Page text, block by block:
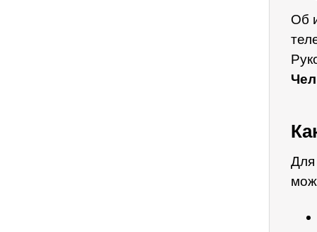
Об
Для